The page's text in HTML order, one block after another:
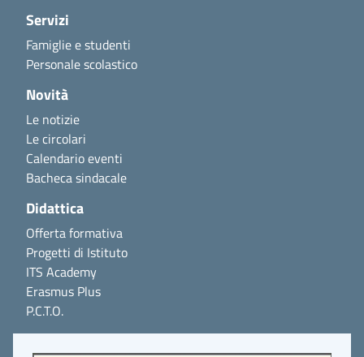
Servizi
Famiglie e studenti
Personale scolastico
Novità
Le notizie
Le circolari
Calendario eventi
Bacheca sindacale
Didattica
Offerta formativa
Progetti di Istituto
ITS Academy
Erasmus Plus
P.C.T.O.